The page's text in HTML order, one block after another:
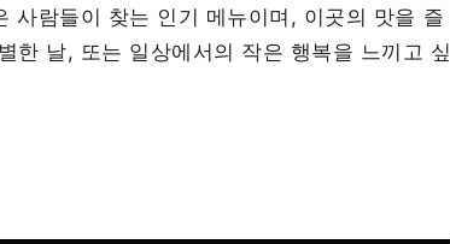
사람들이 찾는 인기 메뉴이며, 이곳의 맛을 즐
한 날, 또는 일상에서의 작은 행복을 느끼고 싶